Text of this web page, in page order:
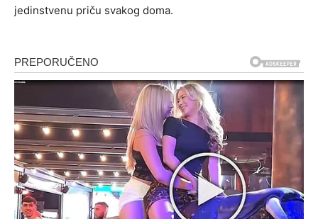
jedinstvenu priču svakog doma.